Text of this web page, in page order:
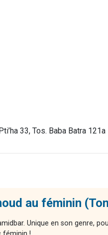
33, Tos. Baba Batra 121a
au féminin
Unique en son genre,